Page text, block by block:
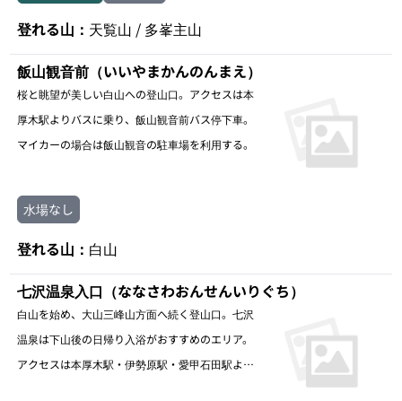
登れる山： 天覧山 / 多峯主山
飯山観音前（いいやまかんのんまえ）
桜と眺望が美しい白山への登山口。アクセスは本
厚木駅よりバスに乗り、飯山観音前バス停下車。
マイカーの場合は飯山観音の駐車場を利用する。
水場なし
登れる山： 白山
七沢温泉入口（ななさわおんせんいりぐち）
白山を始め、大山三峰山方面へ続く登山口。七沢
温泉は下山後の日帰り入浴がおすすめのエリア。
アクセスは本厚木駅・伊勢原駅・愛甲石田駅より